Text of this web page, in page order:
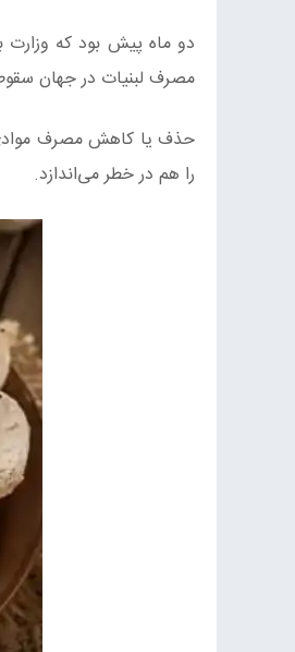
مصرف لبنیات در جهان
حذف یا کاهش مصرف موادی
را هم در خطر می‌اندازد.